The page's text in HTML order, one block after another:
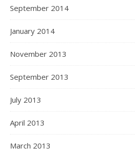
September 2014
January 2014
November 2013
September 2013
July 2013
April 2013
March 2013